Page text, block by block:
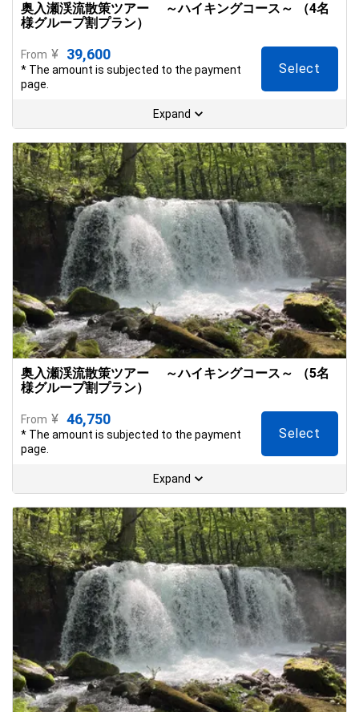
奥入瀬渓流散策ツアー ～ハイキングコース～ （4名
様グループ割プラン）
From ¥ 39,600
* The amount is subjected to the payment
page.
Select
Expand
奥入瀬渓流散策ツアー ～ハイキングコース～ （5名
様グループ割プラン）
From ¥ 46,750
* The amount is subjected to the payment
page.
Select
Expand